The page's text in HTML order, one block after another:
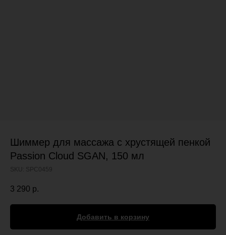
Шиммер для массажа с хрустящей пенкой
Passion Cloud SGAN, 150 мл
SKU: SPC0459
3 290 р.
Добавить в корзину